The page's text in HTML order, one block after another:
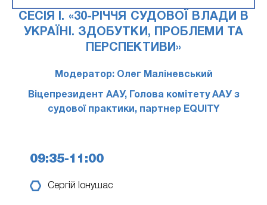
СЕСІЯ I. «30-РІЧЧЯ СУДОВОЇ ВЛАДИ В
УКРАЇНІ. ЗДОБУТКИ, ПРОБЛЕМИ ТА
ПЕРСПЕКТИВИ»
Модератор: Олег Маліневський
Віцепрезидент ААУ, Голова комітету ААУ з
судової практики, партнер EQUITY
09:35-11:00
Сергій Іонушас